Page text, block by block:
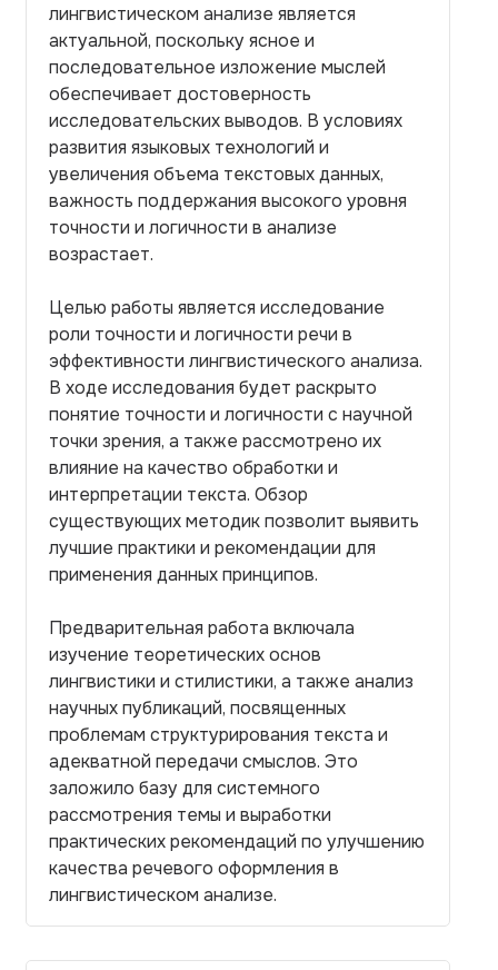
лингвистическом анализе является
актуальной, поскольку ясное и
последовательное изложение мыслей
обеспечивает достоверность
исследовательских выводов. В условиях
развития языковых технологий и
увеличения объема текстовых данных,
важность поддержания высокого уровня
точности и логичности в анализе
возрастает.
Целью работы является исследование
роли точности и логичности речи в
эффективности лингвистического анализа.
В ходе исследования будет раскрыто
понятие точности и логичности с научной
точки зрения, а также рассмотрено их
влияние на качество обработки и
интерпретации текста. Обзор
существующих методик позволит выявить
лучшие практики и рекомендации для
применения данных принципов.
Предварительная работа включала
изучение теоретических основ
лингвистики и стилистики, а также анализ
научных публикаций, посвященных
проблемам структурирования текста и
адекватной передачи смыслов. Это
заложило базу для системного
рассмотрения темы и выработки
практических рекомендаций по улучшению
качества речевого оформления в
лингвистическом анализе.